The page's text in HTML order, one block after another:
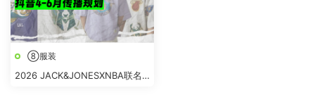
⑧服装
2026 JACK&JONESXNBA联名